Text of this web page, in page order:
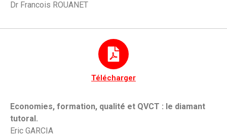
Dr Francois ROUANET
Télécharger
Economies, formation, qualité et QVCT : le diamant
tutoral.
Eric GARCIA